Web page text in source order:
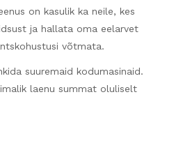
on kasulik ka neile, kes
ja hallata oma eelarvet
võtmata.
suuremaid kodumasinaid.
laenu summat oluliselt